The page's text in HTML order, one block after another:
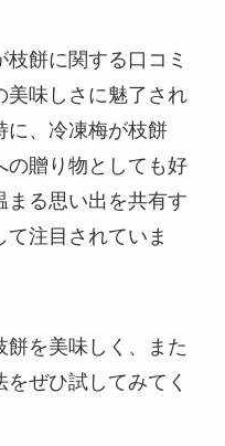
餅に関する口コミ
美味しさに魅了され
に、冷凍梅が枝餅
の贈り物としても好
まる思い出を共有す
注目されていま
餅を美味しく、また
ぜひ試してみてく